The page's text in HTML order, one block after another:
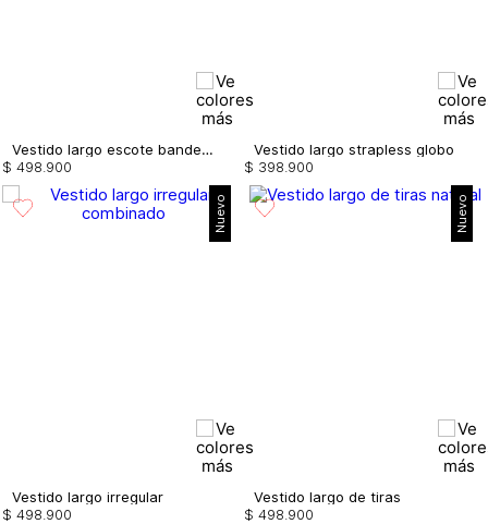
Vestido largo escote bandeja con insumo
$ 498 900
Vestido largo strapless globo
$ 398 900
Nuevo
Vestido largo irregular
$ 498 900
Nuevo
Vestido largo de tiras
$ 498 900